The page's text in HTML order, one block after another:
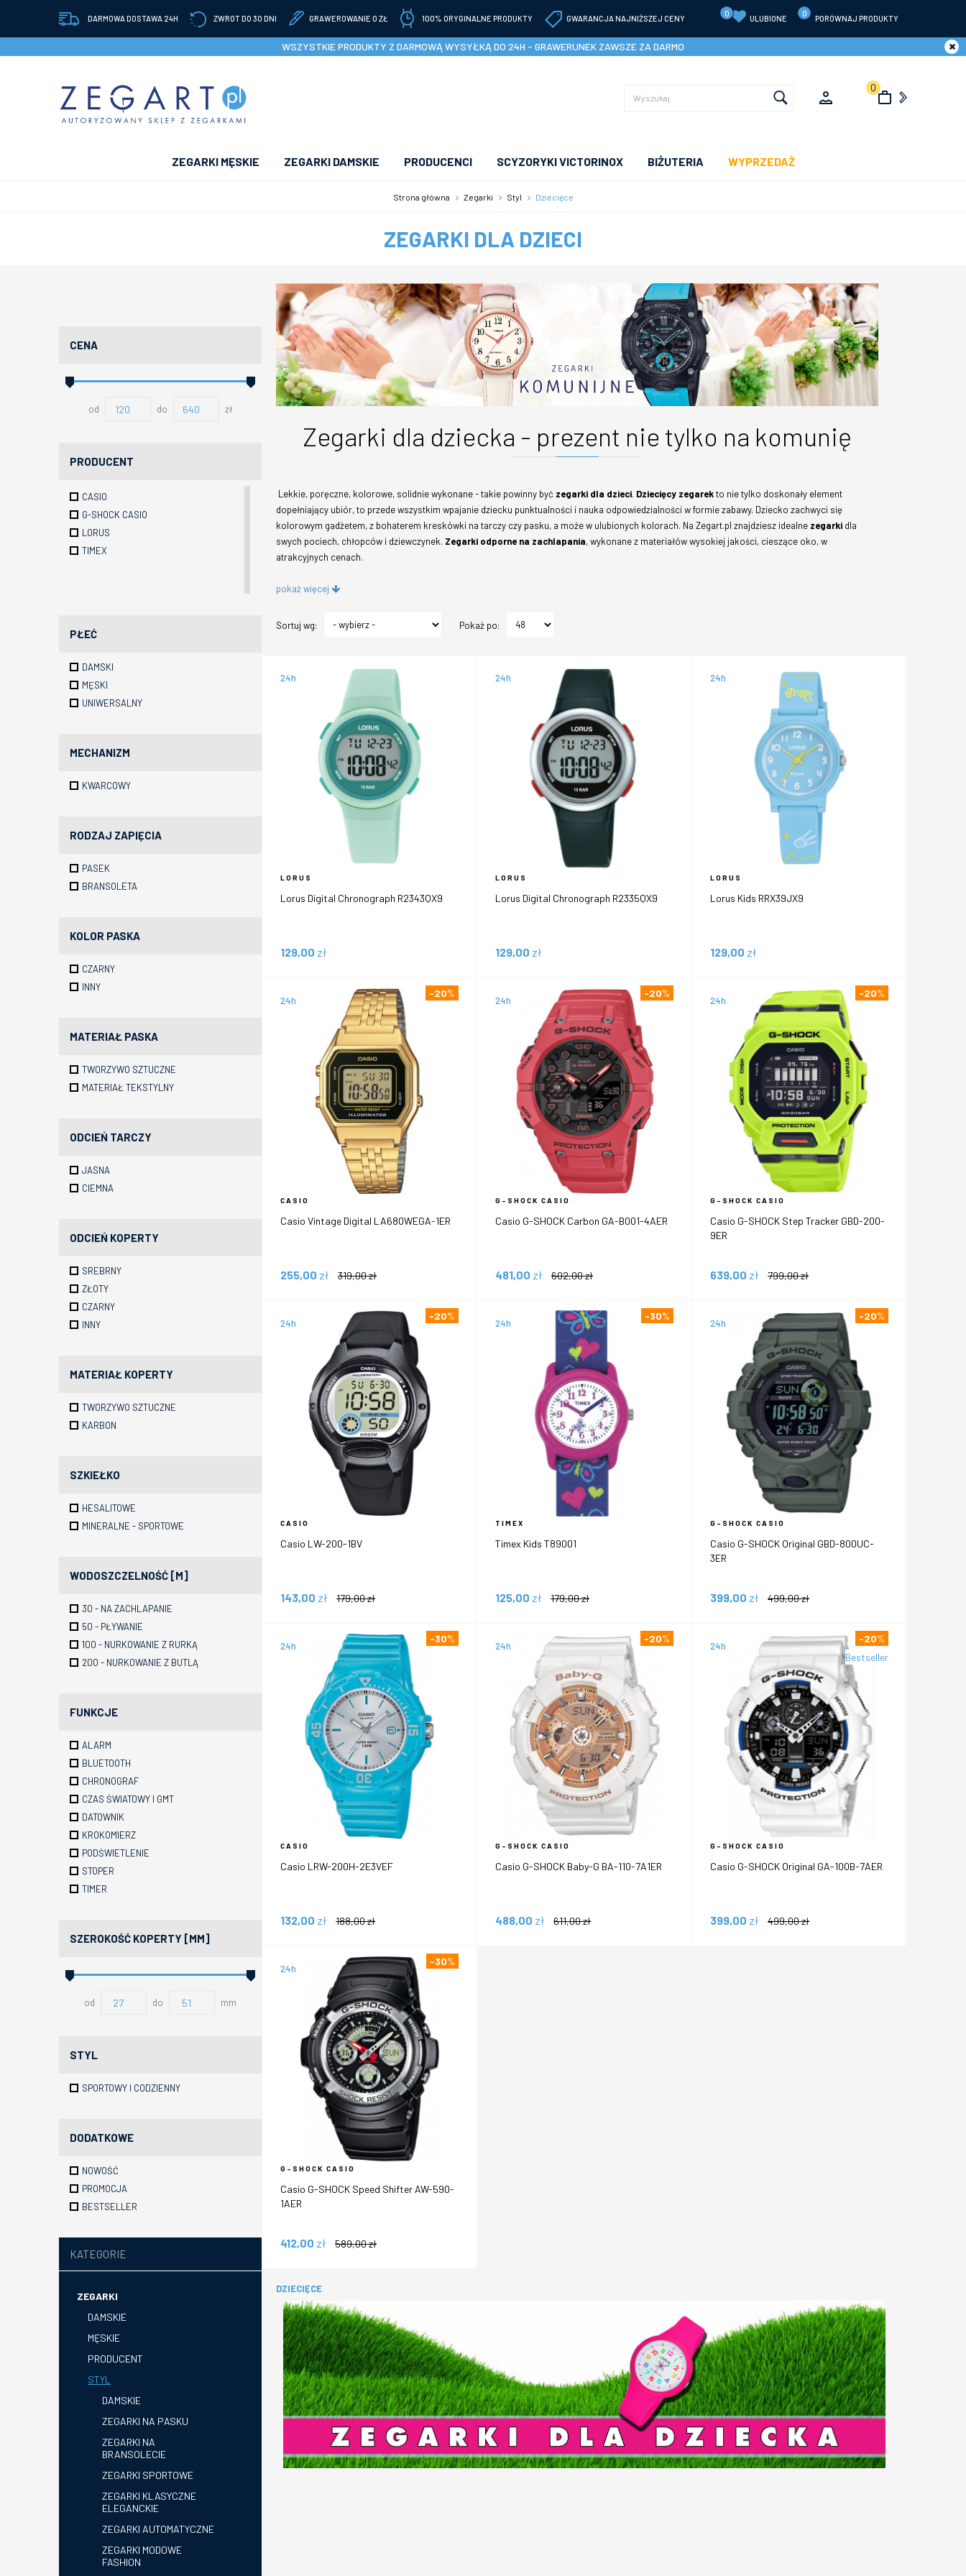
DARMOWA DOSTAWA 24H ZWROT DO 30 DNI GRAWEROWANIE 0 ZŁ 100% ORYGINALNE PRODUKTY GWARANCJA NAJNIŻSZEJ CENY
0
ULUBIONE
0
PORÓWNAJ PRODUKTY
WSZYSTKIE PRODUKTY Z DARMOWĄ WYSYŁKĄ DO 24H - GRAWERUNEK ZAWSZE ZA DARMO
0
ZEGARKI MĘSKIE ZEGARKI DAMSKIE PRODUCENCI SCYZORYKI VICTORINOX BIŻUTERIA WYPRZEDAŻ
Strona główna Zegarki Styl Dziecięce
ZEGARKI DLA DZIECI
CENA
od do zł
PRODUCENT
CASIO
G-SHOCK CASIO
LORUS
TIMEX
PŁEĆ
DAMSKI
MĘSKI
UNIWERSALNY
MECHANIZM
KWARCOWY
RODZAJ ZAPIĘCIA
PASEK
BRANSOLETA
KOLOR PASKA
CZARNY
INNY
MATERIAŁ PASKA
TWORZYWO SZTUCZNE
MATERIAŁ TEKSTYLNY
ODCIEŃ TARCZY
JASNA
CIEMNA
ODCIEŃ KOPERTY
SREBRNY
ZŁOTY
CZARNY
INNY
MATERIAŁ KOPERTY
TWORZYWO SZTUCZNE
KARBON
SZKIEŁKO
HESALITOWE
MINERALNE - SPORTOWE
WODOSZCZELNOŚĆ [M]
30 - NA ZACHLAPANIE
50 - PŁYWANIE
100 - NURKOWANIE Z RURKĄ
200 - NURKOWANIE Z BUTLĄ
FUNKCJE
ALARM
BLUETOOTH
CHRONOGRAF
CZAS ŚWIATOWY I GMT
DATOWNIK
KROKOMIERZ
PODŚWIETLENIE
STOPER
TIMER
SZEROKOŚĆ KOPERTY [MM]
od do mm
STYL
SPORTOWY I CODZIENNY
DODATKOWE
NOWOŚĆ
PROMOCJA
BESTSELLER
KATEGORIE
ZEGARKI
DAMSKIE
MĘSKIE
PRODUCENT
STYL
DAMSKIE
ZEGARKI NA PASKU
ZEGARKI NA
BRANSOLECIE
ZEGARKI SPORTOWE
ZEGARKI KLASYCZNE
ELEGANCKIE
ZEGARKI AUTOMATYCZNE
ZEGARKI MODOWE
FASHION
Zegarki dla dziecka - prezent nie tylko na komunię
Lekkie, poręczne, kolorowe, solidnie wykonane - takie powinny być zegarki dla dzieci. Dziecięcy zegarekto nie tylko doskonały element
dopełniający ubiór, to przede wszystkim wpajanie dziecku punktualności i nauka odpowiedzialności w formie zabawy. Dziecko zachwyci się
kolorowym gadżetem, z bohaterem kreskówki na tarczy czy pasku, a może w ulubionych kolorach. Na Zegart.pl znajdziesz idealne zegarki dla
swych pociech, chłopców i dziewczynek. Zegarki odporne na zachlapania, wykonane z materiałów wysokiej jakości, cieszące oko, w
atrakcyjnych cenach.
pokaż więcej
Sortuj wg: Pokaż po:
24h
LORUS
Lorus Digital Chronograph R2343QX9
129,00 zł
24h
LORUS
Lorus Digital Chronograph R2335QX9
129,00 zł
24h
LORUS
Lorus Kids RRX39JX9
129,00 zł
24h
-20%
CASIO
Casio Vintage Digital LA680WEGA-1ER
255,00 zł 319,00zł
24h
-20%
G-SHOCK CASIO
Casio G-SHOCK Carbon GA-B001-4AER
481,00 zł 602,00zł
24h
-20%
G-SHOCK CASIO
Casio G-SHOCK Step Tracker GBD-200-
9ER
639,00 zł 799,00zł
24h
-20%
CASIO
Casio LW-200-1BV
143,00 zł 179,00zł
24h
-30%
TIMEX
Timex Kids T89001
125,00 zł 179,00zł
24h
-20%
G-SHOCK CASIO
Casio G-SHOCK Original GBD-800UC-
3ER
399,00 zł 499,00zł
24h
-30%
CASIO
Casio LRW-200H-2E3VEF
132,00 zł 188,00zł
24h
-20%
G-SHOCK CASIO
Casio G-SHOCK Baby-G BA-110-7A1ER
488,00 zł 611,00zł
24h
-20%
Bestseller
G-SHOCK CASIO
Casio G-SHOCK Original GA-100B-7AER
399,00 zł 499,00zł
24h
-30%
G-SHOCK CASIO
Casio G-SHOCK Speed Shifter AW-590-
1AER
412,00 zł 589,00zł
DZIECIĘCE